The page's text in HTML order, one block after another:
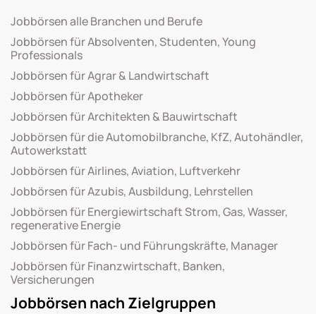
Jobbörsen alle Branchen und Berufe
Jobbörsen für Absolventen, Studenten, Young
Professionals
Jobbörsen für Agrar & Landwirtschaft
Jobbörsen für Apotheker
Jobbörsen für Architekten & Bauwirtschaft
Jobbörsen für die Automobilbranche, KfZ, Autohändler,
Autowerkstatt
Jobbörsen für Airlines, Aviation, Luftverkehr
Jobbörsen für Azubis, Ausbildung, Lehrstellen
Jobbörsen für Energiewirtschaft Strom, Gas, Wasser,
regenerative Energie
Jobbörsen für Fach- und Führungskräfte, Manager
Jobbörsen für Finanzwirtschaft, Banken,
Versicherungen
Jobbörsen nach Zielgruppen